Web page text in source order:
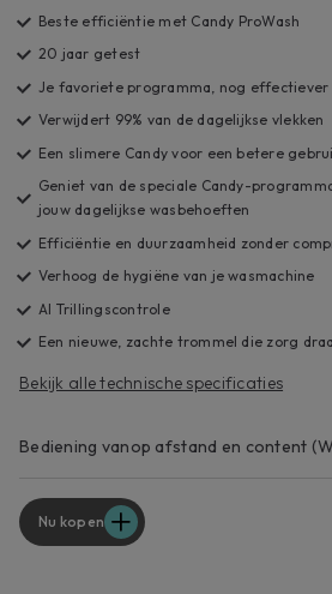
Beste efficiëntie met Candy ProWash
20 jaar getest
Je favoriete programma, nog effectiever
Verwijdert 99% van de dagelijkse vlekken
Een slimere Candy voor een betere
Geniet van de speciale Candy-
jouw dagelijkse wasbehoeften
Efficiëntie en duurzaamheid zonder
Verhoog de hygiëne van je wasmachine
AI Trillingscontrole
Een nieuwe, zachte trommel die zorg
Bekijk alle technische specificaties
Bediening vanop afstand en content
Nu kopen